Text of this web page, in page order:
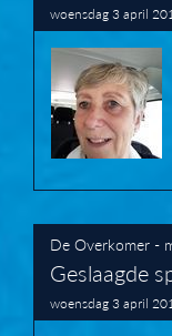
woensdag 3 april
De Overkomer -
Geslaagde
woensdag 3 april